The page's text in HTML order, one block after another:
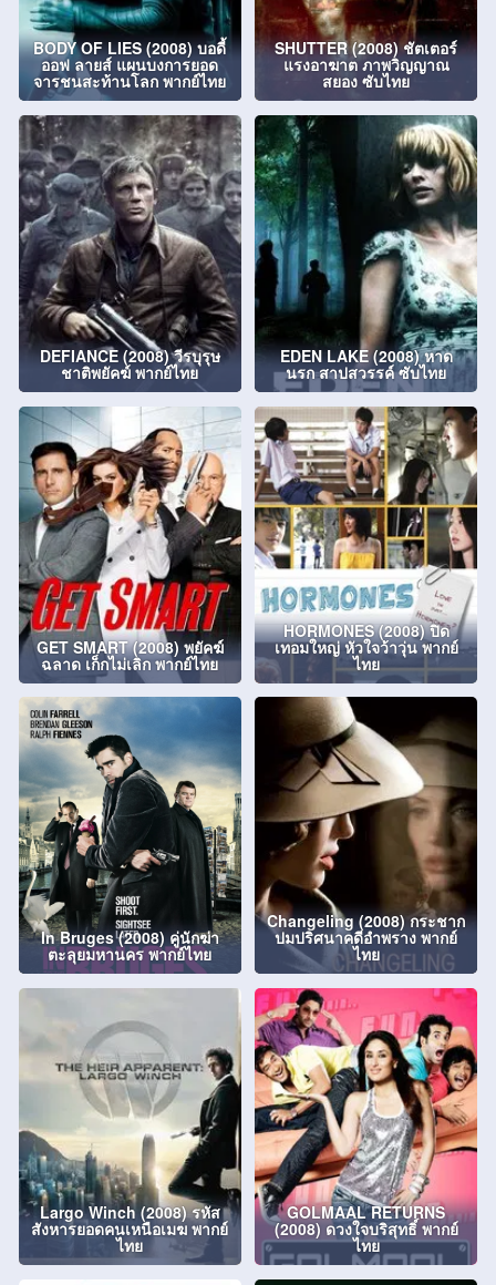
BODY OF LIES (2008) บอดี้
ออฟ ลายส์ แผนบงการยอด
จารชนสะท้านโลก พากย์ไทย
SHUTTER (2008) ชัตเตอร์
แรงอาฆาต ภาพวิญญาณ
สยอง ซับไทย
DEFIANCE (2008) วีรบุรุษ
ชาติพยัคฆ์ พากย์ไทย
EDEN LAKE (2008) หาด
นรก สาปสวรรค์ ซับไทย
GET SMART (2008) พยัคฆ์
ฉลาด เก็กไม่เลิก พากย์ไทย
HORMONES (2008) ปิด
เทอมใหญ่ หัวใจว้าวุ่น พากย์
ไทย
In Bruges (2008) คู่นักฆ่า
ตะลุยมหานคร พากย์ไทย
Changeling (2008) กระชาก
ปมปริศนาคดีอำพราง พากย์
ไทย
Largo Winch (2008) รหัส
สังหารยอดคนเหนือเมฆ พากย์
ไทย
GOLMAAL RETURNS
(2008) ดวงใจบริสุทธิ์ พากย์
ไทย